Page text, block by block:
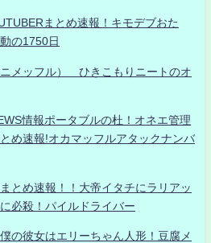
まとめ速報！キモデブおた
の1750日
メッフル） ひきこもりニートのオ
情報ポータブルの杜！オネエ管理
め速報!オカマッフルアタックナンバ
とめ速報！！大帝イタチにラリアッ
必殺！パイルドライバー
の彼女はエリーちゃん人形！豆腐メ